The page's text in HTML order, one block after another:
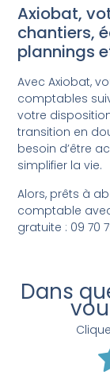
Axiobat,
chantiers,
plannings
Avec Axiobat,
comptables
votre
transition en
besoin d’être
simplifier la vie.
Alors, prêts à
comptable
gratuite : 09 70
Dans